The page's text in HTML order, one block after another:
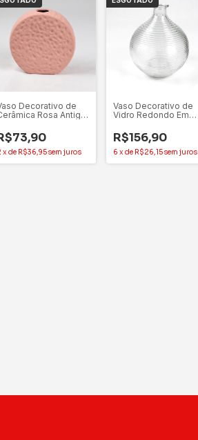
Decorativo de
Rosa Antigo
xde R$36,95sem juros
Vaso Decorativo de
Vidro Redondo Em
Transparente Incolor
R$156,90
6 xde R$26,15sem juros